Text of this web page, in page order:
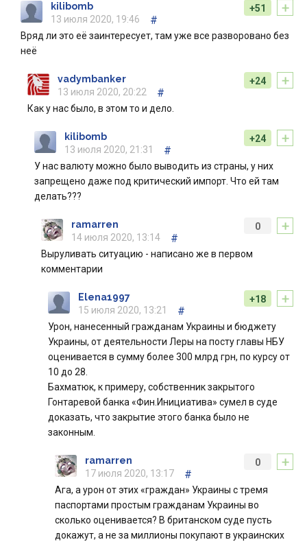
+
+51
kilibomb
13 июля 2020, 19:46
#
Вряд ли это её заинтересует, там уже все разворовано без
неё
+
+24
vadymbanker
13 июля 2020, 20:22
#
Как у нас было, в этом то и дело.
+
+24
kilibomb
13 июля 2020, 21:31
#
У нас валюту можно было выводить из страны, у них
запрещено даже под критический импорт. Что ей там
делать???
+
0
ramarren
14 июля 2020, 13:14
#
Выруливать ситуацию - написано же в первом
комментарии
+
+18
Elena1997
15 июля 2020, 13:21
#
Урон, нанесенный гражданам Украины и бюджету
Украины, от деятельности Леры на посту главы НБУ
оценивается в сумму более 300 млрд грн, по курсу от
10 до 28.
Бахматюк, к примеру, собственник закрытого
Гонтаревой банка «Фин.Инициатива» сумел в суде
доказать, что закрытие этого банка было не
законным.
+
0
ramarren
17 июля 2020, 13:17
#
Ага, а урон от этих «граждан» Украины с тремя
паспортами простым гражданам Украины во
сколько оценивается? В британском суде пусть
докажут, а не за миллионы покупают в украинских